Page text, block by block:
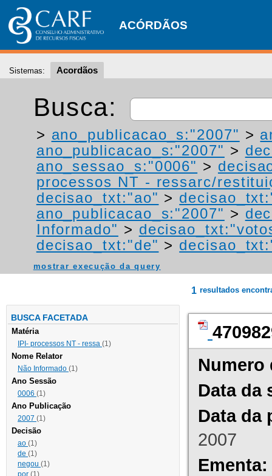
ACÓRDÃOS
Sistemas: Acordãos
Busca:
> ano_publicacao_s:"2007" >
ano_publicacao_s:"2007" >
ano_sessao_s:"0006" >
processos NT - ressarc/
decisao_txt:"ao" >
ano_publicacao_s:"2007" >
Informado" >
decisao_txt:"de" >
mostrar execução da query
BUSCA FACETADA
Matéria
IPI- processos NT - ressa (1)
Nome Relator
Não Informado (1)
Ano Sessão
0006 (1)
Ano Publicação
2007 (1)
Decisão
ao (1)
de (1)
negou (1)
por (1)
1 resultados
Numero
Data da
Data da
2007
Ementa: